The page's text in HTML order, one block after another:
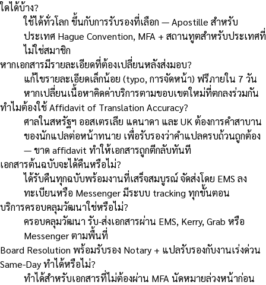
ใดได้บ้าง?
ใช้ได้ทั่วโลก ขึ้นกับการรับรองที่เลือก — Apostille สำหรับ
ประเทศ Hague Convention, MFA + สถานทูตสำหรับประเทศที่
ไม่ใช่สมาชิก
หากเอกสารมีรายละเอียดที่ต้องเปลี่ยนหลังส่งมอบ?
แก้ไขรายละเอียดเล็กน้อย (typo, การจัดหน้า) ฟรีภายใน 7 วัน
หากเปลี่ยนเนื้อหาคิดค่าบริการตามขอบเขตใหม่ที่ตกลงร่วมกัน
ทำไมต้องใช้ Affidavit of Translation Accuracy?
ศาลในสหรัฐฯ ออสเตรเลีย แคนาดา และ UK ต้องการคำสาบาน
ของนักแปลต่อหน้าทนาย เพื่อรับรองว่าคำแปลครบถ้วนถูกต้อง
— ขาด affidavit ทำให้เอกสารถูกตีกลับทันที
เอกสารต้นฉบับจะได้คืนหรือไม่?
ได้รับคืนทุกฉบับพร้อมงานที่เสร็จสมบูรณ์ จัดส่งโดย EMS ลง
ทะเบียนหรือ Messenger มีระบบ tracking ทุกขั้นตอน
บริการครอบคลุมวัฒนาใช่หรือไม่?
ครอบคลุมวัฒนา รับ-ส่งเอกสารผ่าน EMS, Kerry, Grab หรือ
Messenger ตามพื้นที่
Board Resolution พร้อมรับรอง Notary + แปลรับรองกับงานเร่งด่วน
Same-Day ทำได้หรือไม่?
ทำได้สำหรับเอกสารที่ไม่ต้องผ่าน MFA นัดหมายล่วงหน้าก่อน